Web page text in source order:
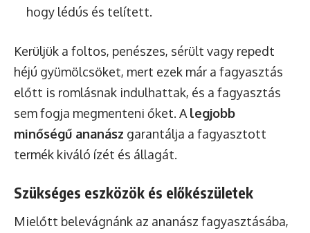
hogy lédús és telített.
Kerüljük a foltos, penészes, sérült vagy repedt
héjú gyümölcsöket, mert ezek már a fagyasztás
előtt is romlásnak indulhattak, és a fagyasztás
sem fogja megmenteni őket. A legjobb
minőségű ananász garantálja a fagyasztott
termék kiváló ízét és állagát.
Szükséges eszközök és előkészületek
Mielőtt belevágnánk az ananász fagyasztásába,